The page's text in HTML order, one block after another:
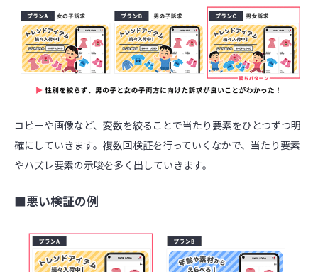
コピーや画像など、変数を絞ることで当たり要素をひとつずつ明
確にしていきます。複数回検証を行っていくなかで、当たり要素
やハズレ要素の示唆を多く出していきます。
■悪い検証の例